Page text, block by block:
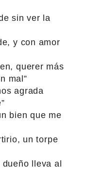
sin ver la
y con amor
querer más
mal”
agrada
bien que me
un torpe
dueño lleva al